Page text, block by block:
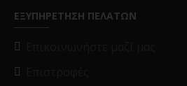
ΕΞΥΠΗΡΕΤΗΣΗ ΠΕΛΑΤΩΝ